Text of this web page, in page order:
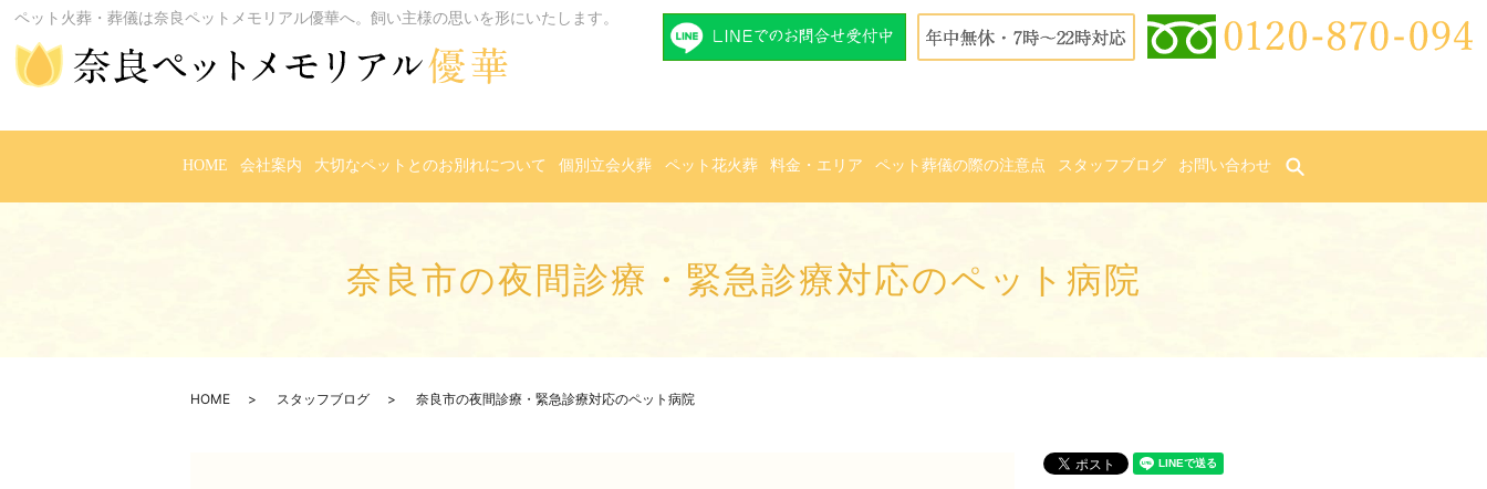
ペット火葬・葬儀は奈良ペットメモリアル優華へ。飼い主様の思いを形にいたします。
HOME 会社案内 大切なペットとのお別れについて 個別立会火葬 ペット花火葬 料金・エリア ペット葬儀の際の注意点 スタッフブログ お問い合わせ
奈良市の夜間診療・緊急診療対応のペット病院
HOME スタッフブログ 奈良市の夜間診療・緊急診療対応のペット病院